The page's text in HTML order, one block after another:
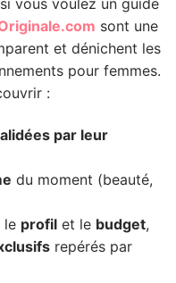
sont une
et dénichent les
pour femmes.
:
par leur
du moment (beauté,
le profil et le budget,
repérés par